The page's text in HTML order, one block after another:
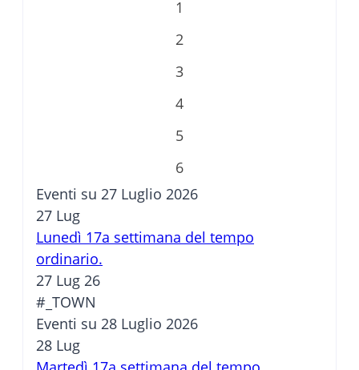
1
2
3
4
5
6
Eventi su 27 Luglio 2026
27 Lug
Lunedì 17a settimana del tempo
ordinario.
27 Lug 26
#_TOWN
Eventi su 28 Luglio 2026
28 Lug